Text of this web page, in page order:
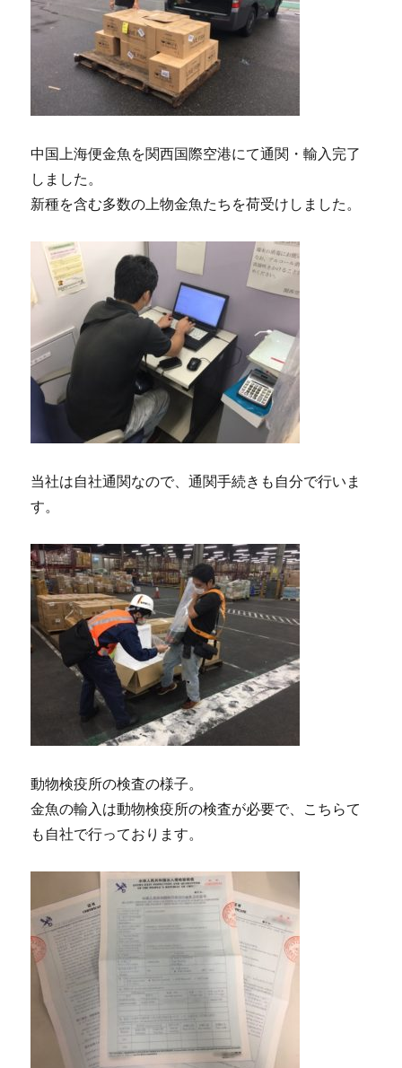
中国上海便金魚を関西国際空港にて通関・輸入完了
しました。
新種を含む多数の上物金魚たちを荷受けしました。
当社は自社通関なので、通関手続きも自分で行いま
す。
動物検疫所の検査の様子。
金魚の輸入は動物検疫所の検査が必要で、こちらて
も自社で行っております。